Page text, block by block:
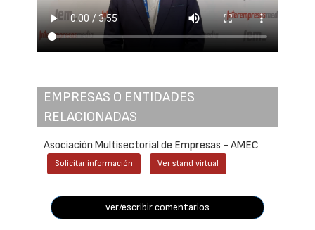
EMPRESAS O ENTIDADES
RELACIONADAS
Asociación Multisectorial de Empresas - AMEC
Solicitar información Ver stand virtual
ver/escribir comentarios